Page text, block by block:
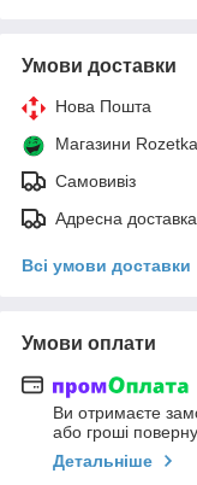
Умови доставки
Нова Пошта
Магазини Rozetka
Самовивіз
Адресна доставка
Всі умови доставки
Умови оплати
Ви отримаєте
або гроші
Детальніше